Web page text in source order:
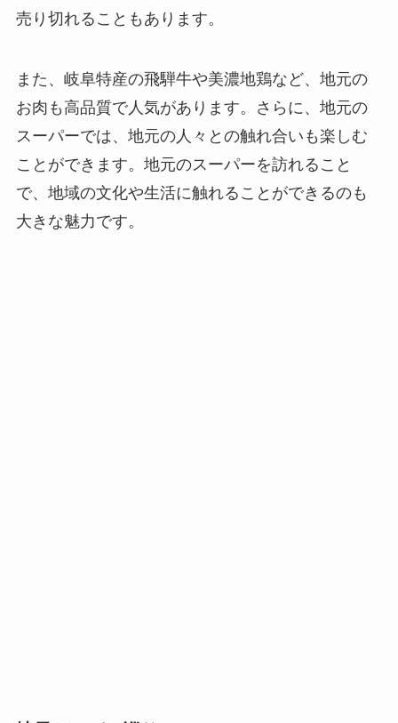
売り切れることもあります。
また、岐阜特産の飛騨牛や美濃地鶏など、地元の
お肉も高品質で人気があります。さらに、地元の
スーパーでは、地元の人々との触れ合いも楽しむ
ことができます。地元のスーパーを訪れること
で、地域の文化や生活に触れることができるのも
大きな魅力です。